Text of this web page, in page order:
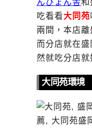
んぴょん舎和
吃看看大同苑
兩間，本店離
而分店就在
然就吃分店就
大同苑環境